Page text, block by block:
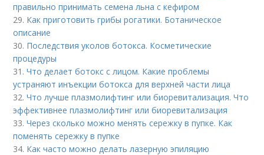
правильно принимать семена льна с кефиром
29. Как приготовить грибы рогатики. Ботаническое
описание
30. Последствия уколов ботокса. Косметические
процедуры
31.Что делает ботокс с лицом. Какие проблемы
устраняют инъекции ботокса для верхней части лица
32.Что лучше плазмолифтинг или биоревитализация. Что
эффективнее плазмолифтинг или биоревитализация
33.Через сколько можно менять сережку в пупке. Как
поменять сережку в пупке
34. Как часто можно делать лазерную эпиляцию